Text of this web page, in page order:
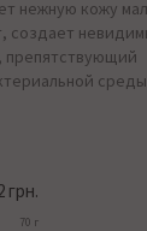
нежную кожу
создает
препятствующий
среды
грн.
70 г